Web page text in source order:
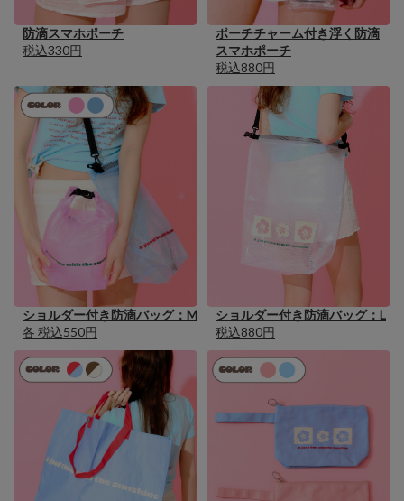
防滴スマホポーチ
税込330円
ポーチチャーム付き浮く防滴
スマホポーチ
税込880円
ショルダー付き防滴バッグ：M
各 税込550円
ショルダー付き防滴バッグ：L
税込880円